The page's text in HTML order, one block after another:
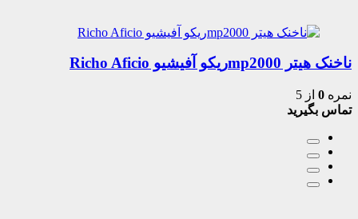
ناخنک هیتر mp2000ریکو آفیشیو Richo Aficio
نمره 0 از 5
تماس بگیرید